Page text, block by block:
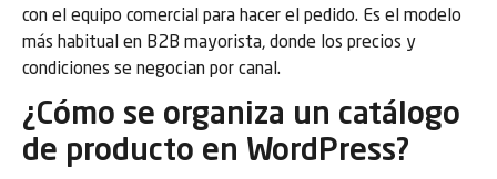
con el equipo comercial para hacer el pedido. Es el modelo
más habitual en B2B mayorista, donde los precios y
condiciones se negocian por canal.
¿Cómo se organiza un catálogo
de producto en WordPress?